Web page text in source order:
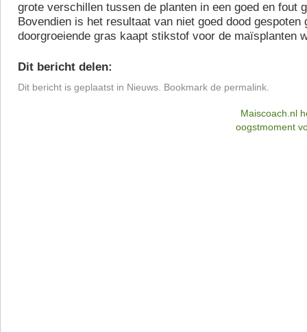
grote verschillen tussen de planten in een goed en fout
Bovendien is het resultaat van niet goed dood gespoten
doorgroeiende gras kaapt stikstof voor de maïsplanten
Dit bericht delen:
Dit bericht is geplaatst in Nieuws . Bookmark de permalink
Maiscoach.nl
oogstmoment